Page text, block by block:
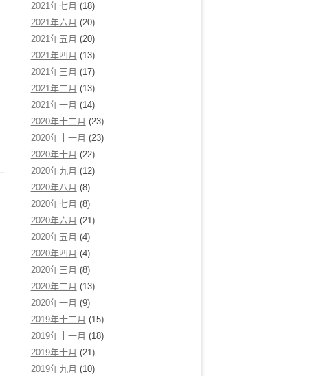
2021年七月 (18)
2021年六月 (20)
2021年五月 (20)
2021年四月 (13)
2021年三月 (17)
2021年二月 (13)
2021年一月 (14)
2020年十二月 (23)
2020年十一月 (23)
2020年十月 (22)
2020年九月 (12)
2020年八月 (8)
2020年七月 (8)
2020年六月 (21)
2020年五月 (4)
2020年四月 (4)
2020年三月 (8)
2020年二月 (13)
2020年一月 (9)
2019年十二月 (15)
2019年十一月 (18)
2019年十月 (21)
2019年九月 (10)